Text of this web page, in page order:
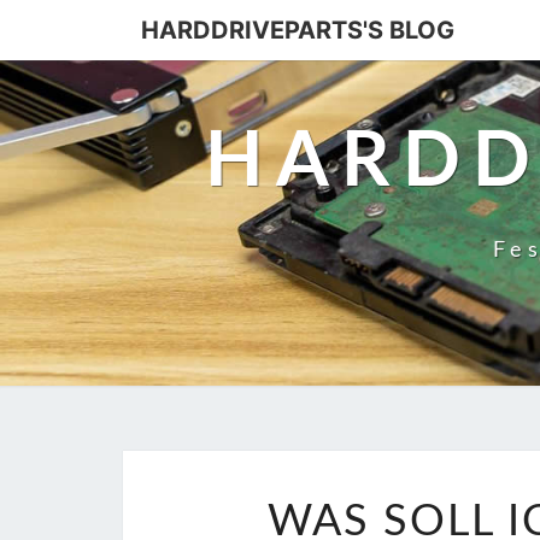
HARDDRIVEPARTS'S BLOG
WAS SOLL